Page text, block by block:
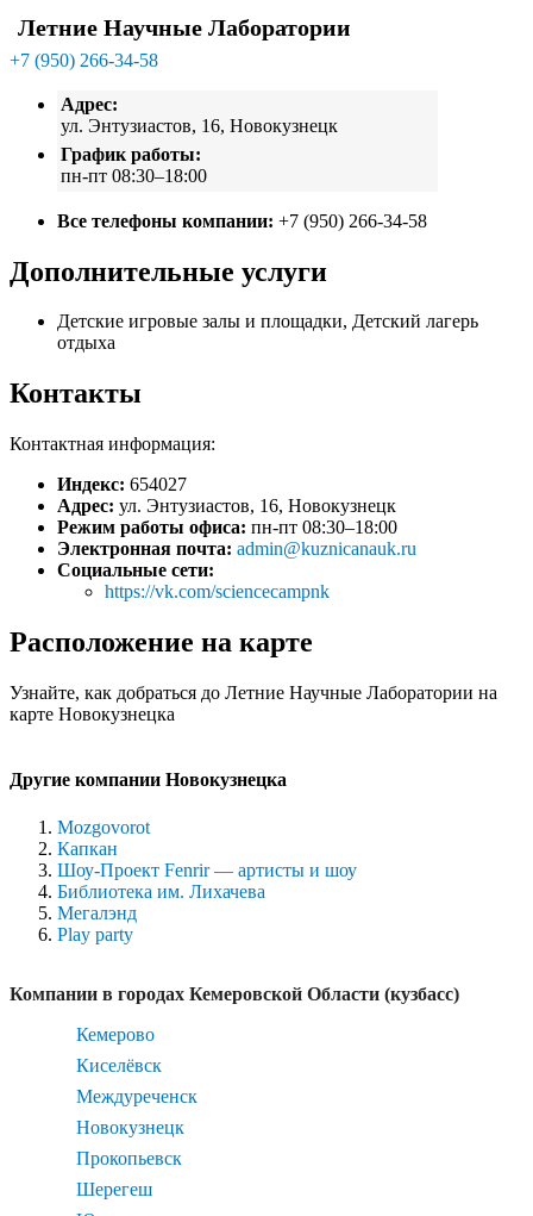
Летние Научные Лаборатории
+7 (950) 266-34-58
Адрес:
ул. Энтузиастов, 16, Новокузнецк
График работы:
пн-пт 08:30–18:00
Все телефоны компании: +7 (950) 266-34-58
Дополнительные услуги
Детские игровые залы и площадки, Детский лагерь
отдыха
Контакты
Контактная информация:
Индекс: 654027
Адрес: ул. Энтузиастов, 16, Новокузнецк
Режим работы офиса: пн-пт 08:30–18:00
Электронная почта: admin@kuznicanauk.ru
Социальные сети:
https://vk.com/sciencecampnk
Расположение на карте
Узнайте, как добраться до Летние Научные Лаборатории на
карте Новокузнецка
Другие компании Новокузнецка
Mozgovorot
Капкан
Шоу-Проект Fenrir — артисты и шоу
Библиотека им. Лихачева
Мегалэнд
Play party
Компании в городах Кемеровской Области (кузбасс)
Кемерово
Киселёвск
Междуреченск
Новокузнецк
Прокопьевск
Шерегеш